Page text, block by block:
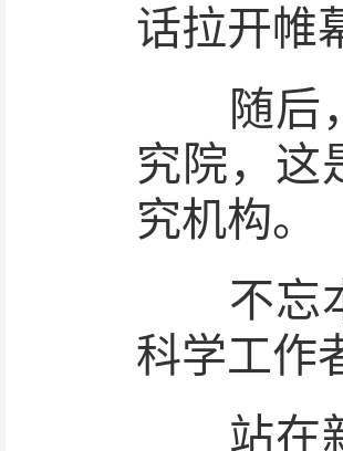
话拉开帷
随后，
究院，这
究机构。
不忘本
科学工作
站在新